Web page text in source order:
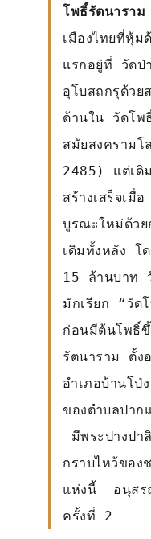
โพธิ์รัตนาราม
เมืองไทยที่หุ้ม
แรกอยู่ที่ วัด
อุโบสถกรุด้วย
ด้านใน วัดโพ
สมัยสงคราม
2485) แต่เดิ
สร้างเสร็จเ
บูรณะใหม่ด้วย
เดิมทั้งหลัง โ
15 ล้านบาท
มักเรียก “วัด
ก่อนมีต้นโพ
รัตนาราม ตั้ง
อำเภอบ้านโป่
ของตำบลปา
มีพระปางปา
กราบไหว้ของ
แห่งนี้ อนุสรณ์
ครั้งที่ 2